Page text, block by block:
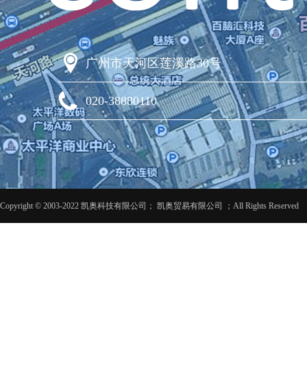
广州市天河区莲溪路30号
020-38880110
Copyright © 2003-2022 凯奥科技有限公司； 凯奥贸易有限公司 ；All Rights Reserved